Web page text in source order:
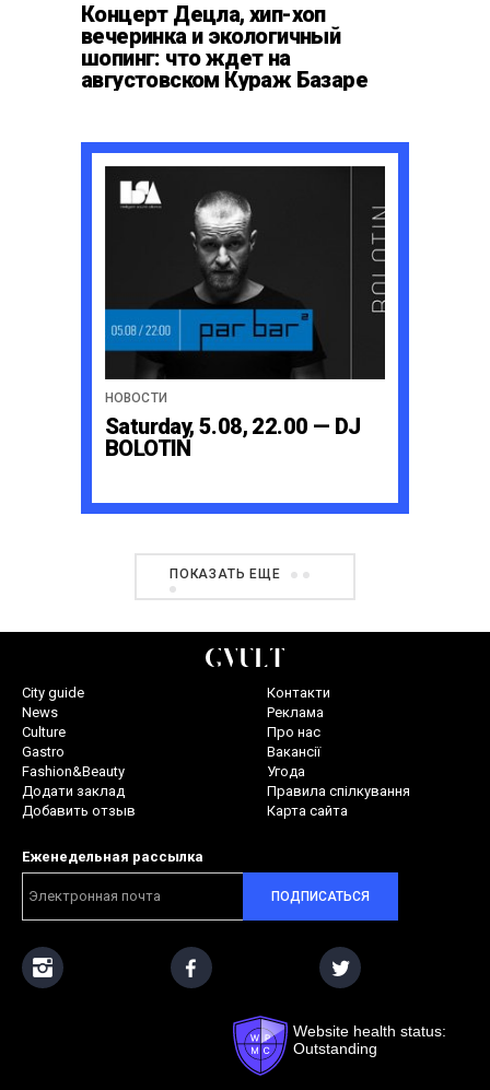
Концерт Децла, хип-хоп
вечеринка и экологичный
шопинг: что ждет на
августовском Кураж Базаре
НОВОСТИ
Saturday, 5.08, 22.00 — DJ
BOLOTIN
ПОКАЗАТЬ ЕЩЕ
City guide
News
Culture
Gastro
Fashion&Beauty
Додати заклад
Добавить отзыв
Контакти
Реклама
Про нас
Вакансії
Угода
Правила спілкування
Карта сайта
Еженедельная рассылка
ПОДПИСАТЬСЯ
Website health status:
Outstanding